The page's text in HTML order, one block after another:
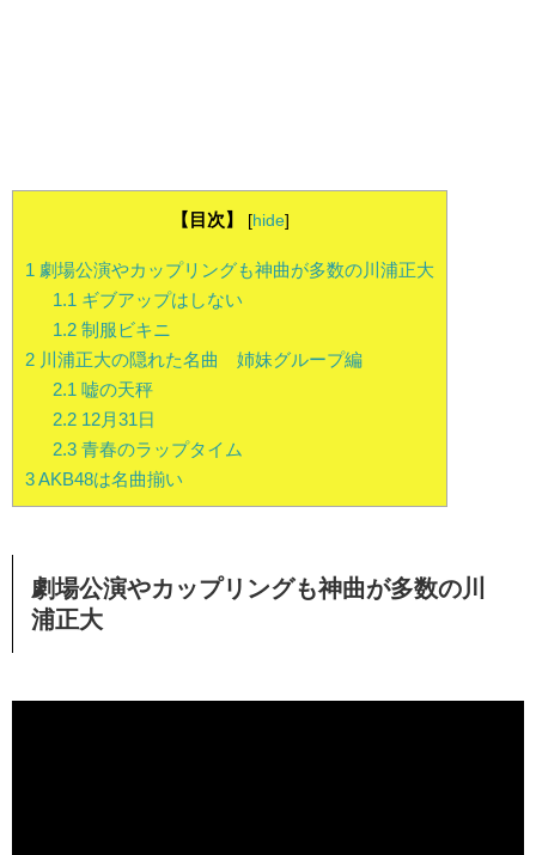
【目次】 [hide]
1 劇場公演やカップリングも神曲が多数の川浦正大
1.1 ギブアップはしない
1.2制服ビキニ
2 川浦正大の隠れた名曲 姉妹グループ編
2.1 嘘の天秤
2.212月31日
2.3青春のラップタイム
3AKB48は名曲揃い
劇場公演やカップリングも神曲が多数の川
浦正大